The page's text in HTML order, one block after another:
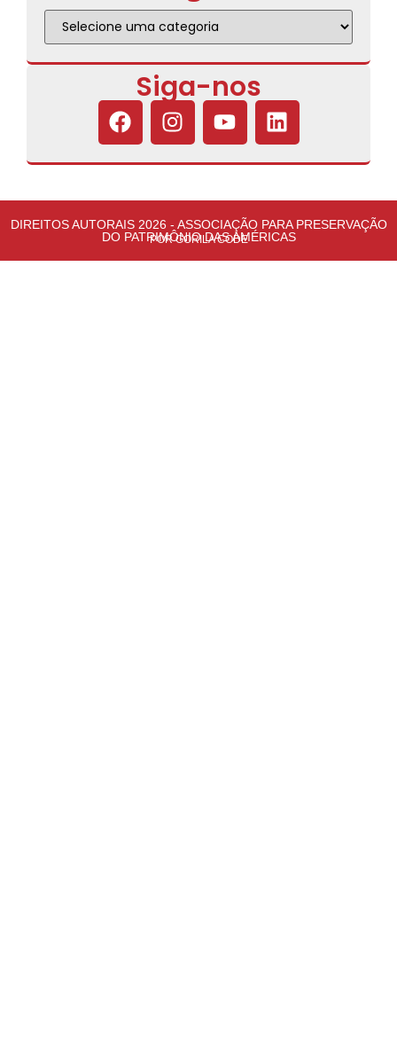
Siga-nos
DIREITOS AUTORAIS 2026 - ASSOCIAÇÃO PARA PRESERVAÇÃO
DO PATRIMÔNIO DAS AMÉRICAS
POR GORILA CODE